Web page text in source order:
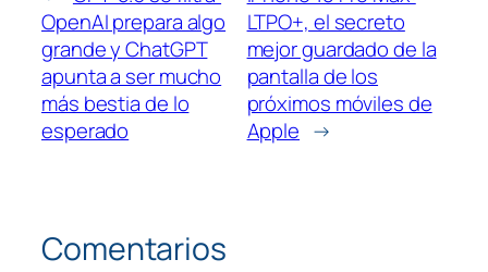
OpenAI prepara algo
grande y ChatGPT
apunta a ser mucho
más bestia de lo
esperado
LTPO+, el secreto
mejor guardado de la
pantalla de los
próximos móviles de
Apple →
Comentarios